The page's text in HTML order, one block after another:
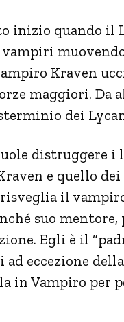
inizio quando il
Kraven
maggiori.
dei
distruggere
e quello
risveglia il
suo
Egli è il
eccezione
in Vampiro per